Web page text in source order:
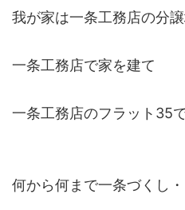
我が家は一条工務店の分
一条工務店で家を建て
一条工務店のフラット35
何から何まで一条づくし・